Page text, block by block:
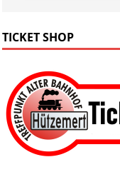
TICKET SHOP